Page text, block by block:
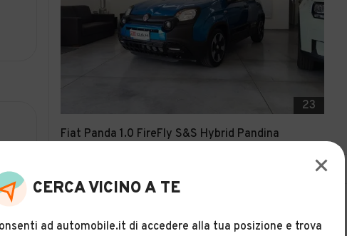
23
Fiat Panda 1.0 FireFly S&S Hybrid Pandina
Putignano (BA)
CERCA VICINO A TE
ad automobile.it di accedere alla tua posizione e trova